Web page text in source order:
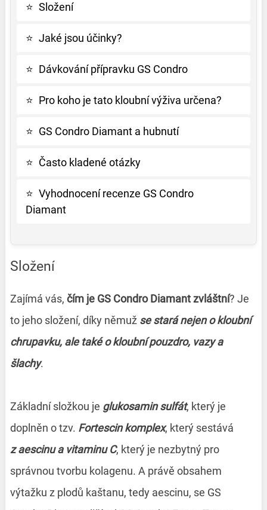
⭐ Složení
⭐ Jaké jsou účinky?
⭐ Dávkování přípravku GS Condro
⭐ Pro koho je tato kloubní výživa určena?
⭐ GS Condro Diamant a hubnutí
⭐ Často kladené otázky
⭐ Vyhodnocení recenze GS Condro
Diamant
Složení
Zajímá vás, čím je GS Condro Diamant zvláštní? Je
to jeho složení, díky němuž se stará nejen o kloubní
chrupavku, ale také o kloubní pouzdro, vazy a
šlachy.
Základní složkou je glu­kosamin sulfát, který je
doplněn o tzv. Fortescin komplex, který sestává
z aescinu a vitaminu C, který je nezbytný pro
správnou tvorbu kolagenu. A právě obsahem
výtažku z plodů kaštanu, tedy aescinu, se GS